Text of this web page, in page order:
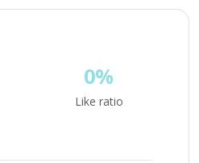
0%
Like ratio